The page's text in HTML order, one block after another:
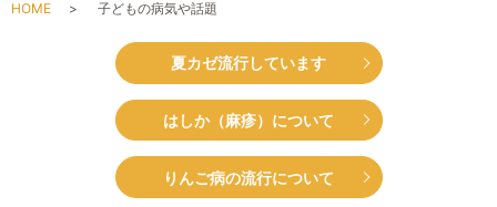
HOME 子どもの病気や話題
夏カゼ流行しています
はしか（麻疹）について
りんご病の流行について